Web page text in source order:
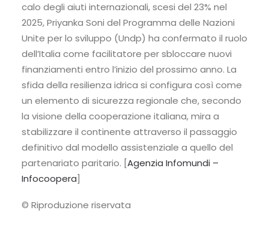
calo degli aiuti internazionali, scesi del 23% nel
2025, Priyanka Soni del Programma delle Nazioni
Unite per lo sviluppo (Undp) ha confermato il ruolo
dell’Italia come facilitatore per sbloccare nuovi
finanziamenti entro l’inizio del prossimo anno. La
sfida della resilienza idrica si configura così come
un elemento di sicurezza regionale che, secondo
la visione della cooperazione italiana, mira a
stabilizzare il continente attraverso il passaggio
definitivo dal modello assistenziale a quello del
partenariato paritario. [Agenzia Infomundi –
Infocoopera]
© Riproduzione riservata